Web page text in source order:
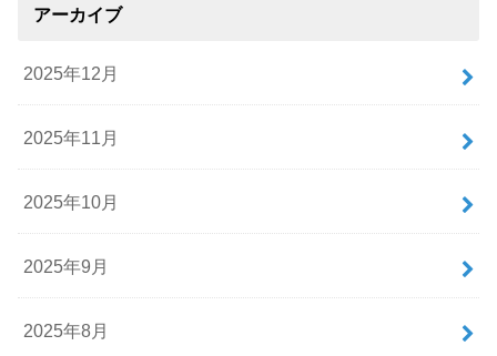
アーカイブ
2025年12月
2025年11月
2025年10月
2025年9月
2025年8月